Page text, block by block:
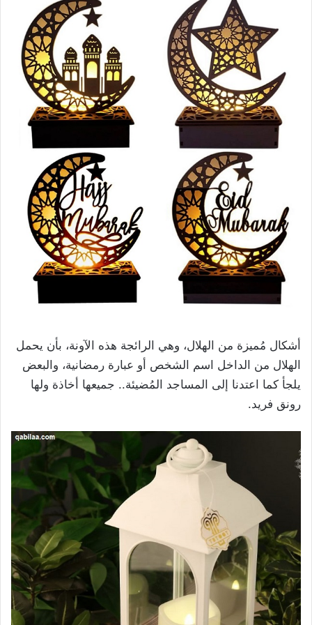
أشكال مُميزة من الهلال، وهي الرائجة هذه الآونة، بأن يحمل
الهلال من الداخل اسم الشخص أو عبارة رمضانية، والبعض
يلجأ كما اعتدنا إلى المساجد المُضيئة.. جميعها أخاذة ولها
رونق فريد.